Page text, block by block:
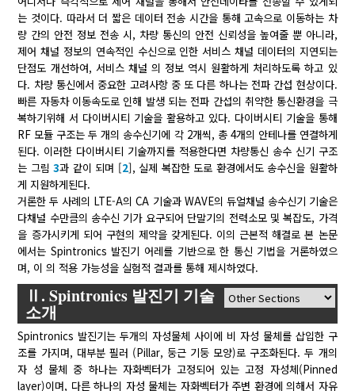
는 것이다. 따라서 더 짧은 데이터 전송 시간을 통해 고속으로 이동하는 차
량 간의 안전 정보 전송 시, 차량 통신의 안전 신뢰성을 높여줄 뿐 아니라,
제어 채널 정보의 연속적인 수신으로 인한 서비스 채널 데이터의 지연되는
단점도 개선하여, 서비스 채널 의 정보 역시 원활하게 처리하도록 하고 있
다. 차량 통신에서 중요한 고려사항 중 또 다른 하나는 전파 간섭 현상이다.
빠른 자동차 이동속도로 인해 발생 되는 전파 간섭의 취약한 통신환경을 극
복하기위해 서 다이버시티 기술을 활용하고 있다. 다이버시티 기술을 통해
RF 모듈 구조는 두 개의 송수신기에 각 2개씩, 총 4개의 안테나를 연결하게
된다. 이러한 다이버시티 기술까지를 적용한다면 차량통신 송수 신기 구조
는 그림3과 같이 되며 [2], 실제 복잡한 도로 환경에서도 송수신을 원활하
게 지원하게된다.
거론한 두 사례의 LTE-A의 CA 기술과 WAVE의 듀얼채널 송수신기 기술은
다채널 수만큼의 송수신 기가 요구되어 단말기의 전력소모 및 복잡도, 가격
을 증가시키게 되어 구현의 제약을 갖게된다. 이의 근본적 해결로 본 논문
에서는 Spintronics 발진기 어레를 기반으로 한 통신 기법을 거론하였으
며, 이 의 적용 가능성을 실험적 결과를 통해 제시하였다.
Ⅱ. Spintronics 발진기 기술
소개
Spintronics 발진기는 두개의 자성물체 사이에 비 자성 물체를 삽입한 구
조를 가지며, 대부분 필러 (Pillar, 둥근 기둥 모양)로 구조화된다. 두 개의
자 성 물체 중 하나는 자화벡터가 고정되어 있는 고정 자성체(Pinned
layer)이며, 다른 하나의 자성 물체는 자화벡터가 주변 환경에 의해서 자유